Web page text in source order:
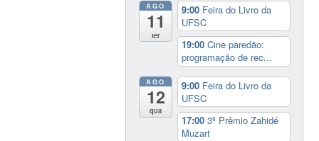
AGO
11
ter
9:00 Feira do Livro da
UFSC
19:00Cine paredão:
programação de rec...
AGO
12
qua
9:00 Feira do Livro da
UFSC
17:003º Prêmio Zahidé
Muzart